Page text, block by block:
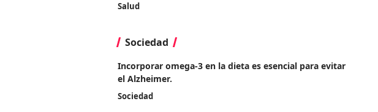
Salud
Sociedad
Incorporar omega-3 en la dieta es esencial para evitar
el Alzheimer.
Sociedad